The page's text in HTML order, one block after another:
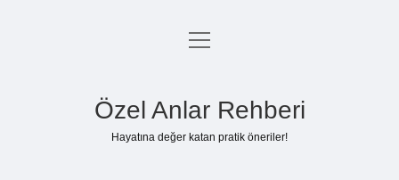
Anasayfa
menüyü
Özel Anlar Rehberi
Hayatına değer katan pratik öneriler!